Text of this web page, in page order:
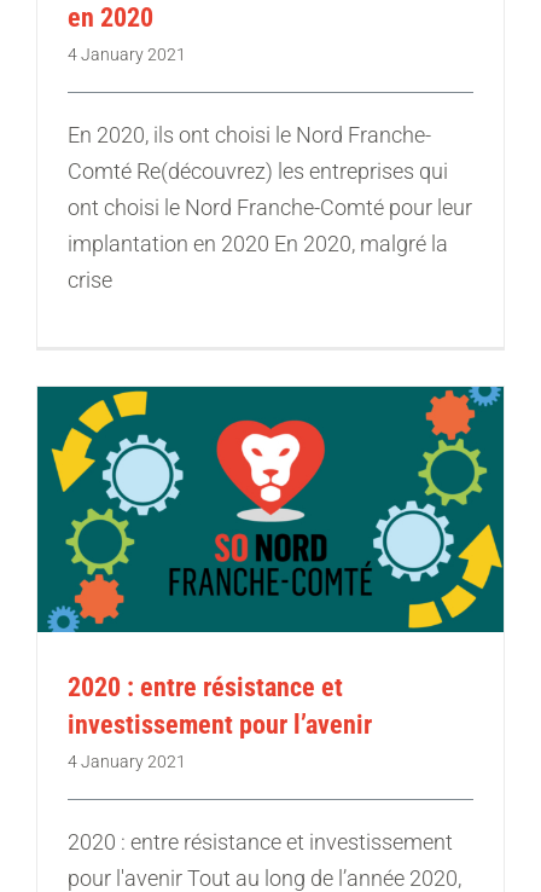
en 2020
4 January 2021
En 2020, ils ont choisi le Nord Franche-
Comté Re(découvrez) les entreprises qui
ont choisi le Nord Franche-Comté pour leur
implantation en 2020 En 2020, malgré la
crise
2020 : entre résistance et
investissement pour l’avenir
4 January 2021
2020 : entre résistance et investissement
pour l'avenir Tout au long de l’année 2020,